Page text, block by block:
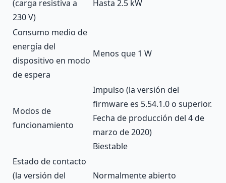
(carga resistiva a
230 V)
Hasta 2.5 kW
Consumo medio de
energía del
dispositivo en modo
de espera
Menos que 1 W
Modos de
funcionamiento
Impulso (la versión del
firmware es 5.54.1.0 o superior.
Fecha de producción del 4 de
marzo de 2020)
Biestable
Estado de contacto
(la versión del
Normalmente abierto